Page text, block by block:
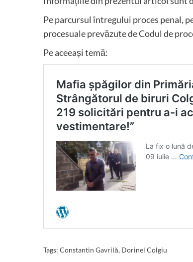
Pe parcursul întregului proces penal,
procesuale prevăzute de Codul de
Pe aceeași temă:
Tags: Constantin Gavrilă, Dorinel Colgiu